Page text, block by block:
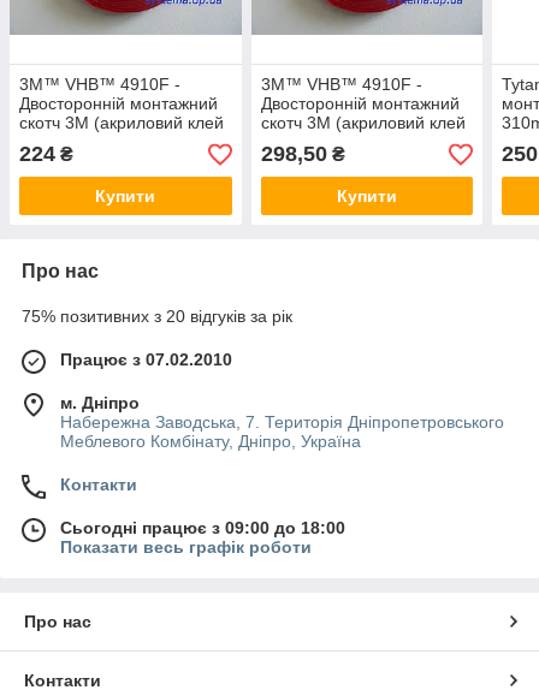
3M™ VHB™ 4910F -
Двосторонній монтажний
скотч 3M (акриловий клей
в стрічці) прозорий,
9,0х1,0 мм, рулон 3 м
224 ₴
Купити
3M™ VHB™ 4910F -
Двосторонній монтажний
скотч 3M (акриловий клей
в стрічці) прозорий,
12,0х1,0 мм, рулон 3 м
298,50₴
Купити
250
Про нас
75% позитивних з 20 відгуків за рік
Працює з 07.02.2010
м. Дніпро
Набережна Заводська, 7. Територія Дніпропетровського
Меблевого Комбінату, Дніпро, Україна
Контакти
Сьогодні працює з 09:00 до 18:00
Показати весь графік роботи
Про нас
Контакти